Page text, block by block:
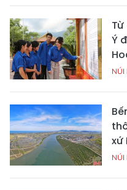
Ý
NÚI
xứ
NÚI